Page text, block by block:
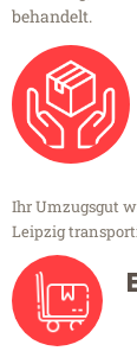
behandelt.
Ihr Umzugsgut
Leipzig